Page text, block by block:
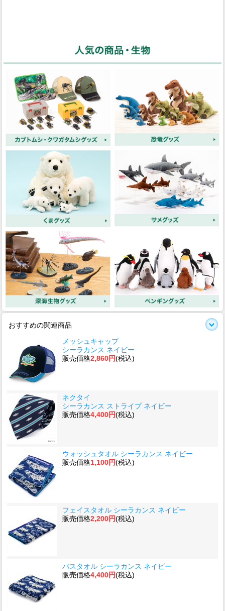
おすすめの関連商品
メッシュキャップ
シーラカンス ネイビー
販売価格2,860円(税込)
ネクタイ
シーラカンス ストライプ ネイビー
販売価格4,400円(税込)
ウォッシュタオル シーラカンス ネイビー
販売価格1,100円(税込)
フェイスタオル シーラカンス ネイビー
販売価格2,200円(税込)
バスタオル シーラカンス ネイビー
販売価格4,400円(税込)